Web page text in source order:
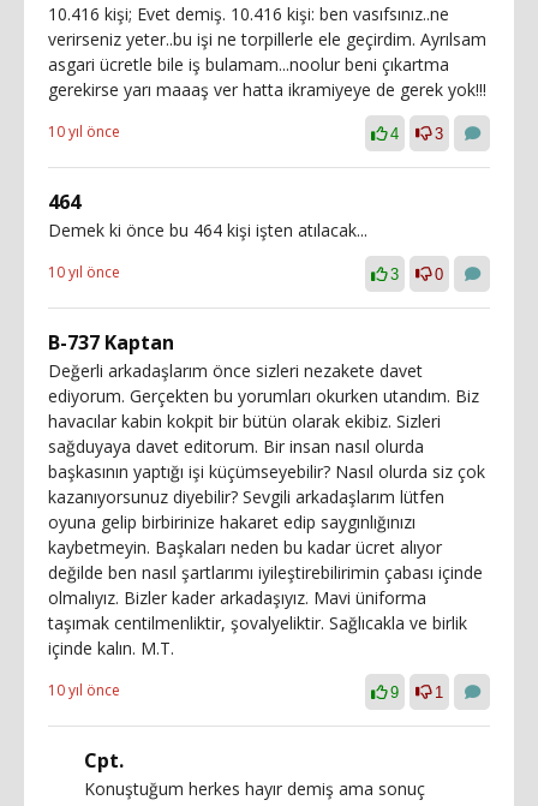
10.416 kişi; Evet demiş. 10.416 kişi: ben vasıfsınız..ne
verirseniz yeter..bu işi ne torpillerle ele geçirdim. Ayrılsam
asgari ücretle bile iş bulamam...noolur beni çıkartma
gerekirse yarı maaaş ver hatta ikramiyeye de gerek yok!!!
10 yıl önce 4 3
464
Demek ki önce bu 464 kişi işten atılacak...
10 yıl önce 3 0
B-737 Kaptan
Değerli arkadaşlarım önce sizleri nezakete davet
ediyorum. Gerçekten bu yorumları okurken utandım. Biz
havacılar kabin kokpit bir bütün olarak ekibiz. Sizleri
sağduyaya davet editorum. Bir insan nasıl olurda
başkasının yaptığı işi küçümseyebilir? Nasıl olurda siz çok
kazanıyorsunuz diyebilir? Sevgili arkadaşlarım lütfen
oyuna gelip birbirinize hakaret edip saygınlığınızı
kaybetmeyin. Başkaları neden bu kadar ücret alıyor
değilde ben nasıl şartlarımı iyileştirebilirimin çabası içinde
olmalıyız. Bizler kader arkadaşıyız. Mavi üniforma
taşımak centilmenliktir, şovalyeliktir. Sağlıcakla ve birlik
içinde kalın. M.T.
10 yıl önce 9 1
Cpt.
Konuştuğum herkes hayır demiş ama sonuç